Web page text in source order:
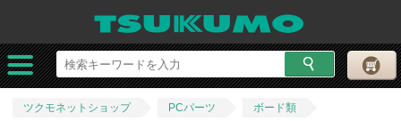
ツクモネットショップ PCパーツ
ボード類